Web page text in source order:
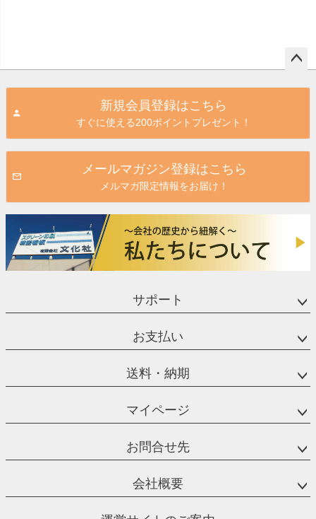
新規会員登録はこちら
すぐに使える200ポイントプレゼント！
メールマガジン登録はこちら
メルマガ限定情報をお届け！
サポート
お支払い
送料・納期
マイページ
お問合せ先
会社概要